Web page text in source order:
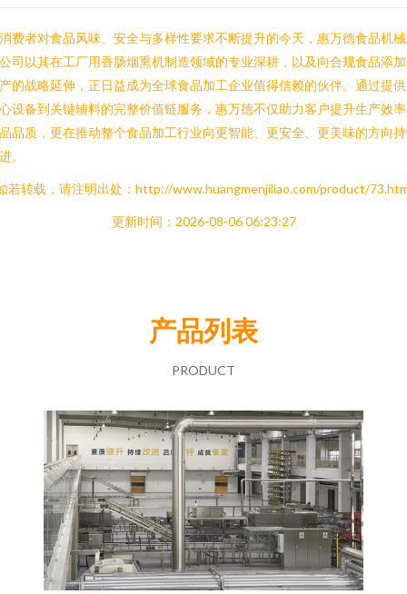
费者对食品风味、安全与多样性要求不断提升的今天，惠万德食品机
司以其在工厂用香肠烟熏机制造领域的专业深耕，以及向合规食品添
的战略延伸，正日益成为全球食品加工企业值得信赖的伙伴。通过提
设备到关键辅料的完整价值链服务，惠万德不仅助力客户提升生产效
品质，更在推动整个食品加工行业向更智能、更安全、更美味的方向
。
若转载，请注明出处：http://www.huangmenjiliao.com/product/
更新时间：2026-08-06 06:23:27
产品列表
PRODUCT